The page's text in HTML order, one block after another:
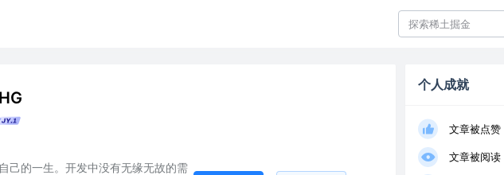
己的一生。开发中没有无缘无故的需
个人成就
文章被点赞
文章被阅读